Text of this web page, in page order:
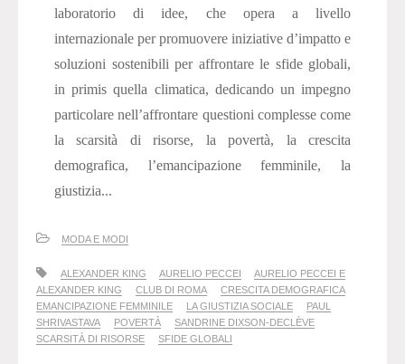
laboratorio di idee, che opera a livello
internazionale per promuovere iniziative d’impatto e
soluzioni sostenibili per affrontare le sfide globali,
in primis quella climatica, dedicando un impegno
particolare nell’affrontare questioni complesse come
la scarsità di risorse, la povertà, la crescita
demografica, l’emancipazione femminile, la
giustizia...
MODA E MODI
ALEXANDER KING AURELIO PECCEI
AURELIO PECCEI E
ALEXANDER KING
CLUB DI ROMA
CRESCITA DEMOGRAFICA
EMANCIPAZIONE FEMMINILE
LA GIUSTIZIA SOCIALE
PAUL
SHRIVASTAVA
POVERTÀ
SANDRINE DIXSON-DECLÈVE
SCARSITÀ DI RISORSE
SFIDE GLOBALI